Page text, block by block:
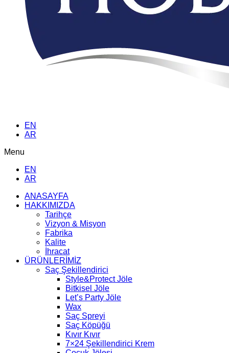
EN
AR
Menu
EN
AR
ANASAYFA
HAKKIMIZDA
Tarihçe
Vizyon & Misyon
Fabrika
Kalite
İhracat
ÜRÜNLERİMİZ
Saç Şekillendirici
Style&Protect Jöle
Bitkisel Jöle
Let’s Party Jöle
Wax
Saç Spreyi
Saç Köpüğü
Kıvır Kıvır
7×24 Şekillendirici Krem